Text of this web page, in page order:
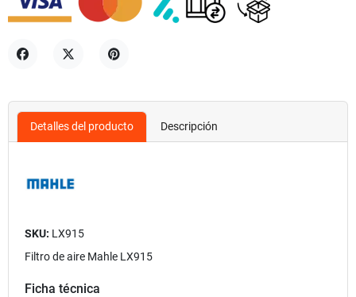
Detalles del producto Descripción
SKU: LX915
Filtro de aire Mahle LX915
Ficha técnica